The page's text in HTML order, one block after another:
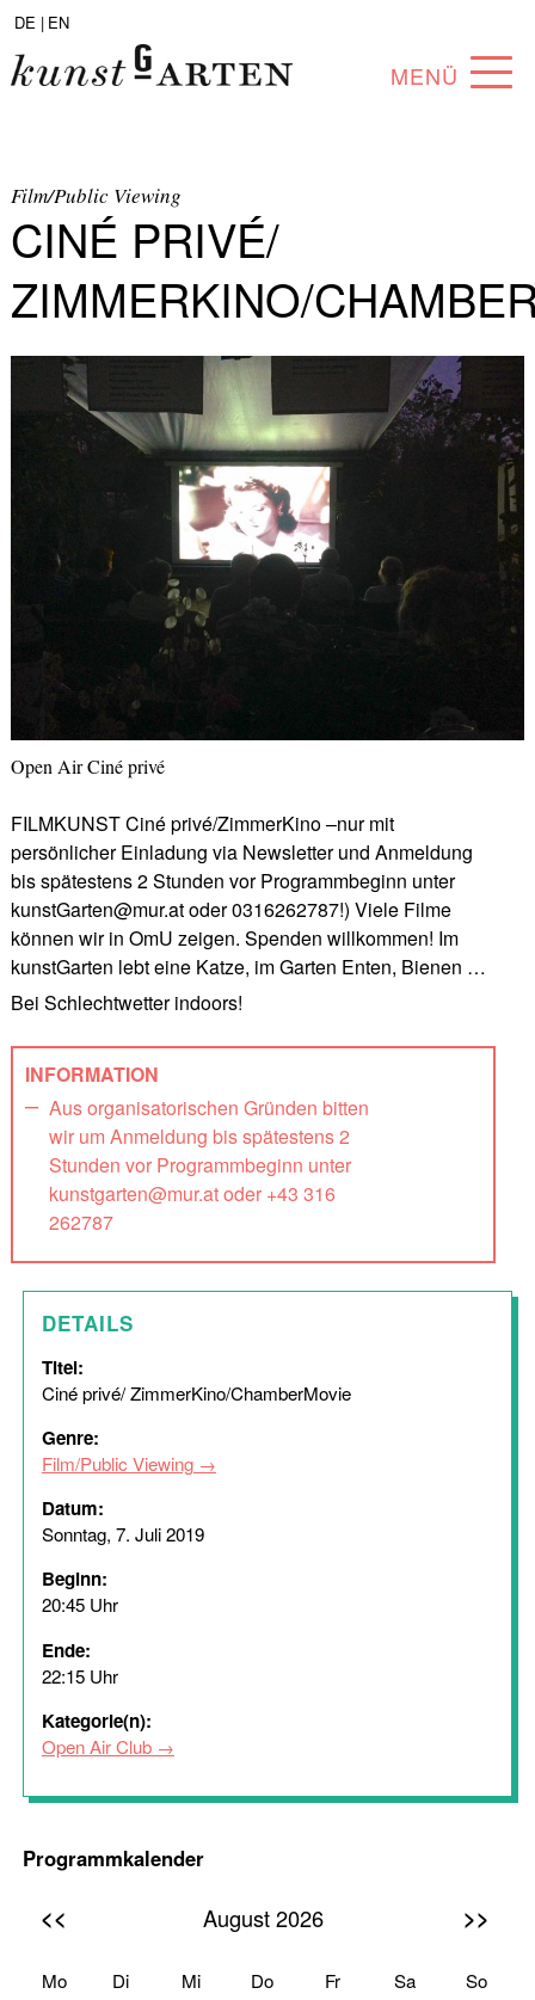
DE | EN
MENÜ
SAMMLUNG
KÜNSTLER*INNEN
PARTNER*INNEN
ANGEBOTE
Film/Public Viewing
CINÉ PRIVÉ/
ZIMMERKINO/
Open Air Ciné privé
FILMKUNST Ciné privé/ZimmerKino –nur mit
persönlicher Einladung via Newsletter und Anmeldung
bis spätestens 2 Stunden vor Programmbeginn unter
kunstGarten@mur.at oder 0316262787!) Viele Filme
können wir in OmU zeigen. Spenden willkommen! Im
kunstGarten lebt eine Katze, im Garten Enten, Bienen …
Bei Schlechtwetter indoors!
INFORMATION
Aus organisatorischen Gründen bitten
wir um Anmeldung bis spätestens 2
Stunden vor Programmbeginn unter
kunstgarten@mur.at oder +43 316
262787
DETAILS
Titel:
Ciné privé/ ZimmerKino/ChamberMovie
Genre:
Film/Public Viewing
Datum:
Sonntag, 7. Juli 2019
Beginn:
20:45 Uhr
Ende:
22:15 Uhr
Kategorie(n):
Open Air Club
Programmkalender
<< August 2026 >>
Mo Di Mi Do Fr Sa So